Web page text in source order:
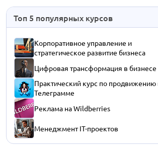
Топ 5 популярных курсов
Корпоративное управление и
стратегическое развитие бизнеса
Цифровая трансформация в бизнесе
Практический курс по продвижению
Телеграмме
Реклама на Wildberries
Менеджмент IT-проектов